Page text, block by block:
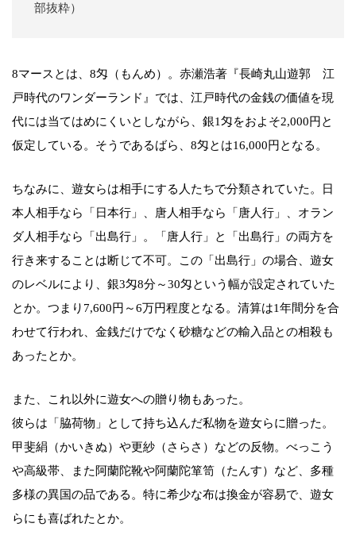
部抜粋）
8マースとは、8匁（もんめ）。赤瀬浩著『長崎丸山遊郭 江
戸時代のワンダーランド』では、江戸時代の金銭の価値を現
代には当てはめにくいとしながら、銀1匁をおよそ2,000円と
仮定している。そうであるばら、8匁とは16,000円となる。
ちなみに、遊女らは相手にする人たちで分類されていた。日
本人相手なら「日本行」、唐人相手なら「唐人行」、オラン
ダ人相手なら「出島行」。「唐人行」と「出島行」の両方を
行き来することは断じて不可。この「出島行」の場合、遊女
のレベルにより、銀3匁8分～30匁という幅が設定されていた
とか。つまり7,600円～6万円程度となる。清算は1年間分を合
わせて行われ、金銭だけでなく砂糖などの輸入品との相殺も
あったとか。
また、これ以外に遊女への贈り物もあった。
彼らは「脇荷物」として持ち込んだ私物を遊女らに贈った。
甲斐絹（かいきぬ）や更紗（さらさ）などの反物。べっこう
や高級帯、また阿蘭陀靴や阿蘭陀箪笥（たんす）など、多種
多様の異国の品である。特に希少な布は換金が容易で、遊女
らにも喜ばれたとか。